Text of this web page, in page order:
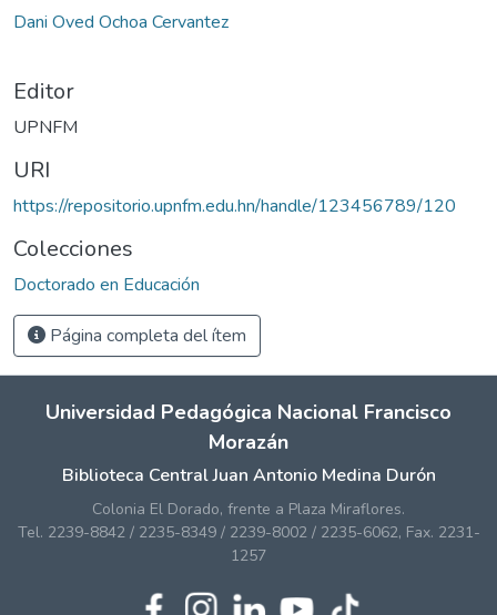
Dani Oved Ochoa Cervantez
Editor
UPNFM
URI
https://repositorio.upnfm.edu.hn/handle/123456789/120
Colecciones
Doctorado en Educación
Página completa del ítem
Universidad Pedagógica Nacional Francisco
Morazán
Biblioteca Central Juan Antonio Medina Durón
Colonia El Dorado, frente a Plaza Miraflores.
Tel. 2239-8842 / 2235-8349 / 2239-8002 / 2235-6062, Fax. 2231-
1257